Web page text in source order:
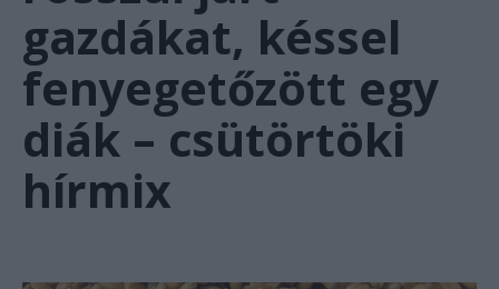
gazdákat, késsel
fenyegetőzött egy
diák – csütörtöki
hírmix